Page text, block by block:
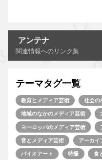
アンテナ
関連情報へのリンク集
テーマタグ一覧
教育とメディア芸術 社会の
地域のなかのメディア芸術
ヨーロッパのメディア芸術
音とメディア芸術 アーカイ
バイオアート 特撮 食